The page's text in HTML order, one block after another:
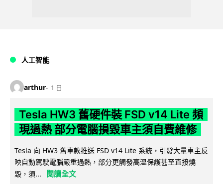
人工智能
arthur 1 日
Tesla HW3 舊硬件裝 FSD v14 Lite 頻
現過熱 部分電腦損毀車主須自費維修
Tesla 向 HW3 舊車款推送 FSD v14 Lite 系統，引發大量車主反
映自動駕駛電腦嚴重過熱，部分更觸發高溫保護甚至直接燒
毀，須...
閱讀全文